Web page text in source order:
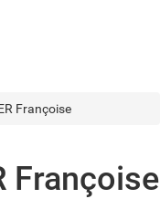
Françoise
Françoise